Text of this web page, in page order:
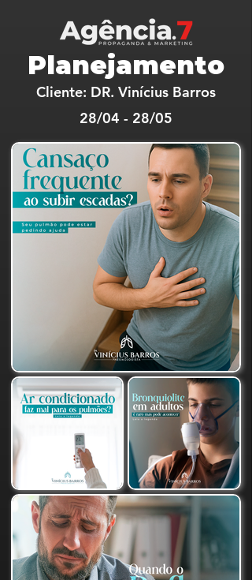
Planejamento
Cliente: DR. Vinícius Barros
28/04 - 28/05